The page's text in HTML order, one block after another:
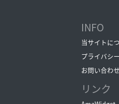
INFO
当サイトに
プライバシ
お問い合わせ
リンク